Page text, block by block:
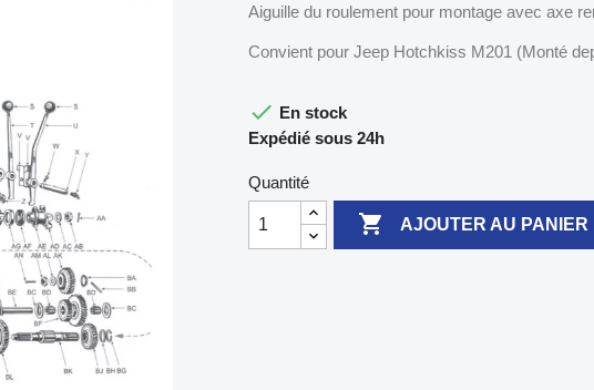
Aiguille du roulement pour montage avec axe
Convient pour Jeep Hotchkiss M201 (Monté
 En stock
Expédié sous 24h
Quantité
 AJOUTER AU PANIER